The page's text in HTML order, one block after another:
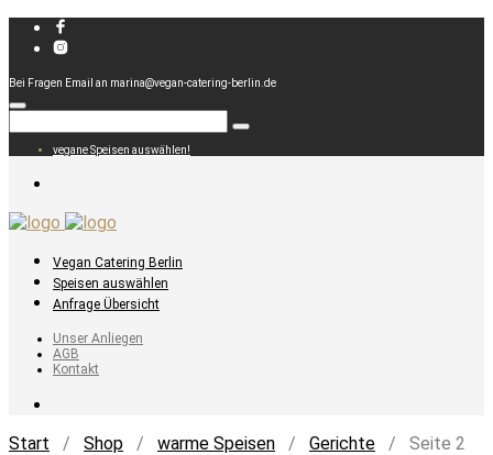
Bei Fragen Email an marina@vegan-catering-berlin.de
vegane Speisen auswählen!
Vegan Catering Berlin
Speisen auswählen
Anfrage Übersicht
Unser Anliegen
AGB
Kontakt
Start / Shop / warme Speisen / Gerichte / Seite 2